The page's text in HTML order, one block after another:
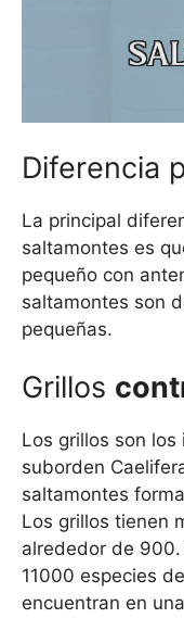
Diferencia
La principal
saltamontes es
pequeño con
saltamontes son
pequeñas.
Grillos
Los grillos son
suborden
saltamontes
Los grillos tienen
alrededor de
11000 especies
encuentran en